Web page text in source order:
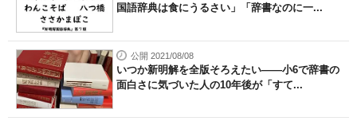
国語辞典は食にうるさい」「辞書なのに一...
公開 2021/08/08
いつか新明解を全版そろえたい――小6で辞書の
面白さに気づいた人の10年後が「すて...